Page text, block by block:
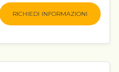
RICHIEDI INFORMAZIONI